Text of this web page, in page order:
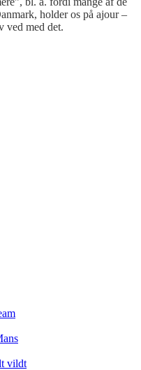
holder os på ajour –
ved med det.
vildt